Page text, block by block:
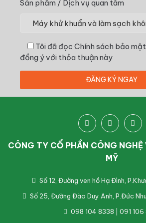
Sản phẩm / Dịch vụ quan tâm
Tôi đã đọc Chính sách bảo
đồng ý với thỏa thuận này
CÔNG TY CỔ PHẦN CÔNG NGHỆ
MỸ
Số 12, Đường ven hồ Hạ Đình,
Số 25, Đường Đào Duy Anh, P.Đức
098 104 8338 | 091 106